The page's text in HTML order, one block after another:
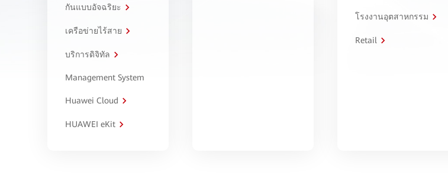
กันแบบอัจฉริยะ
เครือข่ายไร้สาย
บริการดิจิทัล
Management System
Huawei Cloud
HUAWEI eKit
โรงงานอุตสาหกรรม
Retail